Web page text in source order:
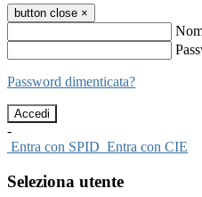
button close ×
Password dimenticata?
-
Entra con SPID Entra con CIE
Seleziona utente